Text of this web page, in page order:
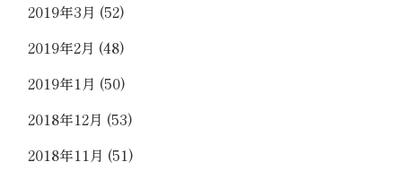
2019年3月 (52)
2019年2月 (48)
2019年1月 (50)
2018年12月 (53)
2018年11月 (51)